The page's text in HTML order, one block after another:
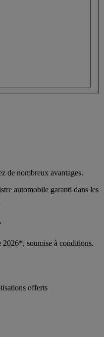
de nombreux avantages.
automobile garanti dans les
soumise à conditions.
offerts